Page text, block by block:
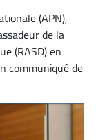
(APN),
de la
(RASD) en
communiqué de